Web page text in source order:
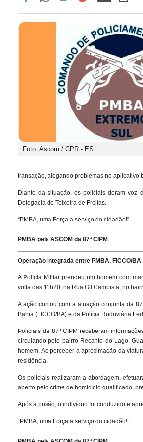
Foto: Ascom / CPR - ES
transação, alegando problemas no aplicativo
Diante da situação, os policiais deram voz
Delegacia de Teixeira de Freitas.
“PMBA, uma Força a serviço do cidadão!”
PMBA pela ASCOM da 87ª CIPM
Operação integrada entre PMBA, FICCO/
A Polícia Militar prendeu um homem com
volta das 11h20, na Rua Gil Campista, no
A ação contou com a atuação conjunta da
Bahia (FICCO/BA) e da Polícia Rodoviária
Policiais da 87ª CIPM receberam
circulando pelo bairro Recanto do Lago.
homem. Ao perceber a aproximação da
residência.
Os policiais realizaram a abordagem,
aberto pelo crime de homicídio qualificado,
Após a prisão, o indivíduo foi conduzido e
“PMBA, uma Força a serviço do cidadão!”